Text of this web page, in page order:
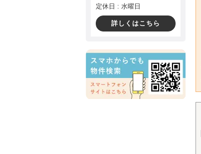
定休日 : 水曜日
詳しくはこちら